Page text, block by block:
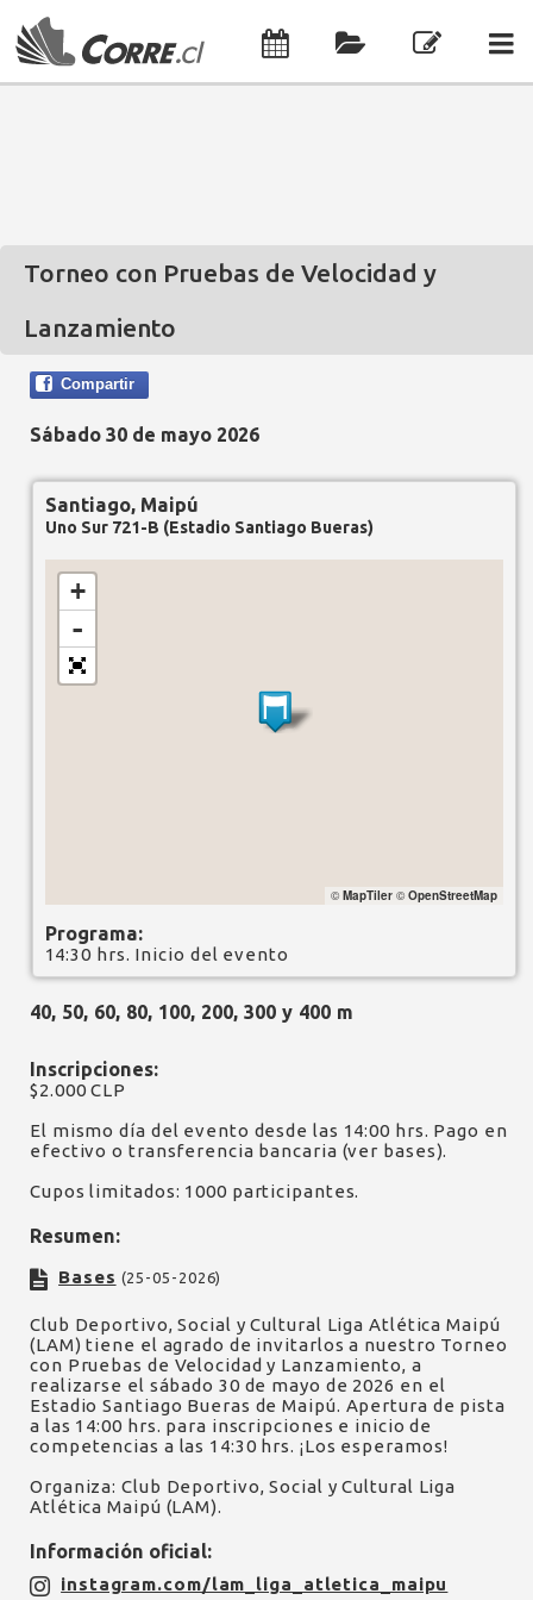
Torneo con Pruebas de Velocidad y
Lanzamiento
Compartir
Sábado 30 de mayo 2026
Santiago, Maipú
Uno Sur 721-B (Estadio Santiago Bueras)
+
-
© MapTiler© OpenStreetMap
Programa:
14:30 hrs. Inicio del evento
40, 50, 60, 80, 100, 200, 300 y 400 m
Inscripciones:
$2.000 CLP
El mismo día del evento desde las 14:00 hrs. Pago en
efectivo o transferencia bancaria (ver bases).
Cupos limitados: 1000 participantes.
Resumen:
Bases (25-05-2026)
Club Deportivo, Social y Cultural Liga Atlética Maipú
(LAM) tiene el agrado de invitarlos a nuestro Torneo
con Pruebas de Velocidad y Lanzamiento, a
realizarse el sábado 30 de mayo de 2026 en el
Estadio Santiago Bueras de Maipú. Apertura de pista
a las 14:00 hrs. para inscripciones e inicio de
competencias a las 14:30 hrs. ¡Los esperamos!
Organiza: Club Deportivo, Social y Cultural Liga
Atlética Maipú (LAM).
Información oficial:
instagram.com/lam_liga_atletica_maipu